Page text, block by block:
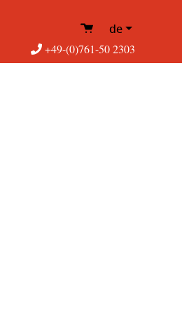
de
+49-(0)761-50 2303